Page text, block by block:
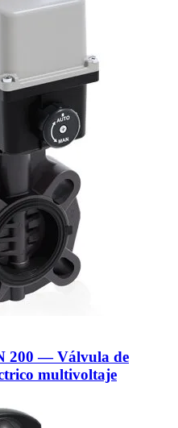
200 — Válvula de
multivoltaje